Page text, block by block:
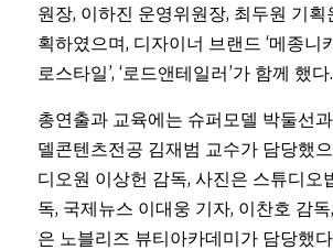
원장, 이하진 운영위원장, 최두원 기획
획하였으며, 디자이너 브랜드 ‘메종니카
로스타일’, ‘로드앤테일러’가 함께 했다.
총연출과 교육에는 슈퍼모델 박둘선
델콘텐츠전공 김재범 교수가 담당했
디오원 이상헌 감독, 사진은 스튜디오
독, 국제뉴스 이대웅 기자, 이찬호 감
은 노블리즈 뷰티아카데미가 담당했